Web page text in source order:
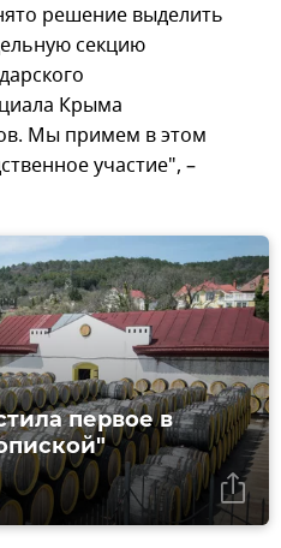
решение выделить
секцию
Крыма
Мы примем в этом
участие", –
первое в